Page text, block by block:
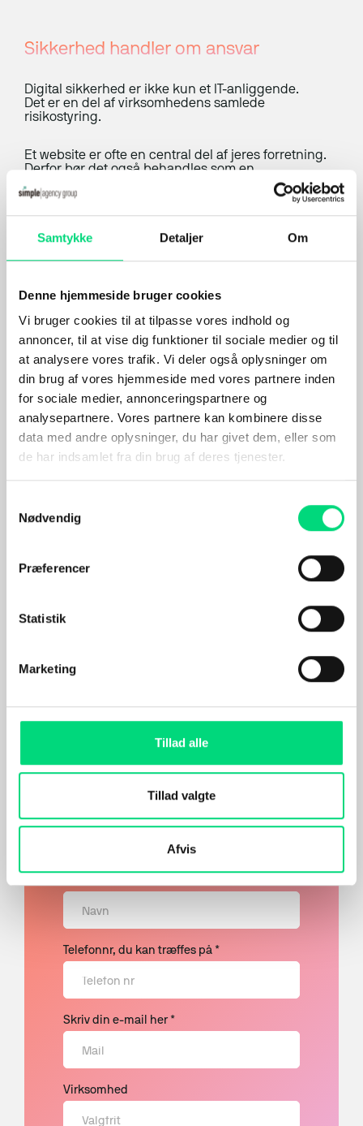
Samtykke Detaljer Om
Denne hjemmeside bruger cookies
Vi bruger cookies til at tilpasse vores indhold og
annoncer, til at vise dig funktioner til sociale medier og til
at analysere vores trafik. Vi deler også oplysninger om
din brug af vores hjemmeside med vores partnere inden
for sociale medier, annonceringspartnere og
analysepartnere. Vores partnere kan kombinere disse
data med andre oplysninger, du har givet dem, eller som
de har indsamlet fra din brug af deres tjenester.
Nødvendig
Præferencer
Statistik
Marketing
Tillad alle
Tillad valgte
Afvis
Sikkerhed handler om ansvar
Digital sikkerhed er ikke kun et IT-anliggende.
Det er en del af virksomhedens samlede
risikostyring.
Et website er ofte en central del af jeres forretning.
Derfor bør det også behandles som en
forretningskritisk platform.
jeres løsning.
Start med de oplagte huller
Sikkerhedsarbejde behøver ikke starte med en stor
strategi.
Det kan begynde med at lukke de mest åbenlyse
angrebsflader.
Vil I vide, om jeres website har de klassiske
Så tag en uforpligtende dialog med os.
grundindstillinger.
Kontakt os her
Din besked læses af et
rigtigt menneske, der ved
noget om IT og digitale
Telefonnr, du kan træffes på *
Skriv din e-mail her *
Virksomhed